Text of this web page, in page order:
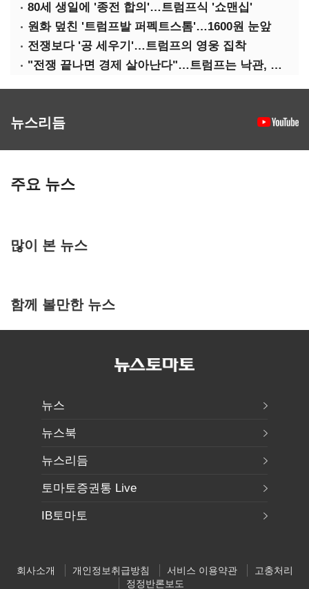
80세 생일에 '종전 합의'…트럼프식 '쇼맨십'
원화 덮친 '트럼프발 퍼펙트스톰'…1600원 눈앞
전쟁보다 '공 세우기'…트럼프의 영웅 집착
"전쟁 끝나면 경제 살아난다"…트럼프는 낙관, 미국인은 싸늘
뉴스리듬
주요 뉴스
많이 본 뉴스
함께 볼만한 뉴스
뉴스
뉴스북
뉴스리듬
토마토증권통 Live
IB토마토
회사소개 개인정보취급방침 서비스 이용약관
고충처리
정정반론보도